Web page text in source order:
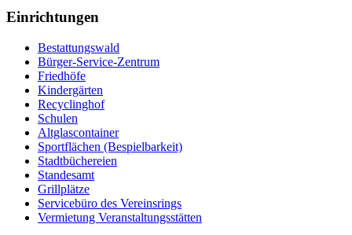
Einrichtungen
Bestattungswald
Bürger-Service-Zentrum
Friedhöfe
Kindergärten
Recyclinghof
Schulen
Altglascontainer
Sportflächen (Bespielbarkeit)
Stadtbüchereien
Standesamt
Grillplätze
Servicebüro des Vereinsrings
Vermietung Veranstaltungsstätten